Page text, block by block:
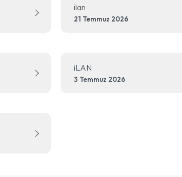
ilan
21 Temmuz 2026
iLAN
3 Temmuz 2026